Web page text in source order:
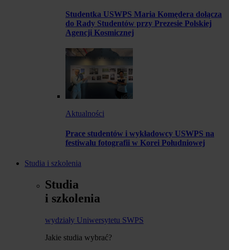
Studentka USWPS Maria Komędera dołącza
do Rady Studentów przy Prezesie Polskiej
Agencji Kosmicznej
Aktualności
Prace studentów i wykładowcy USWPS na
festiwalu fotografii w Korei Południowej
Studia i szkolenia
Studia
i szkolenia
wydziały Uniwersytetu SWPS
Jakie studia wybrać?